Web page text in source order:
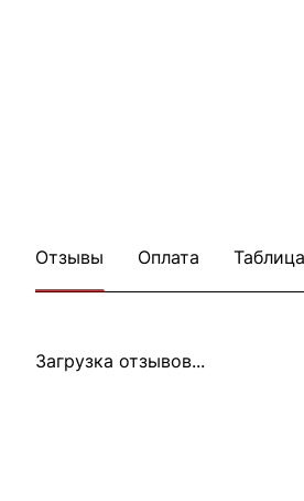
Отзывы Оплата
Загрузка отзывов...